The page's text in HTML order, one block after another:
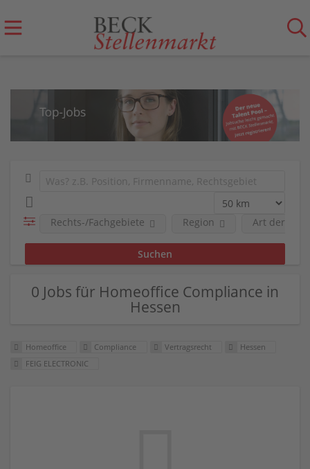
Rechts-/Fachgebiete Region Art der
0 Jobs für Homeoffice Compliance in
Hessen
Homeoffice Compliance Vertragsrecht
Hessen
FEIG ELECTRONIC